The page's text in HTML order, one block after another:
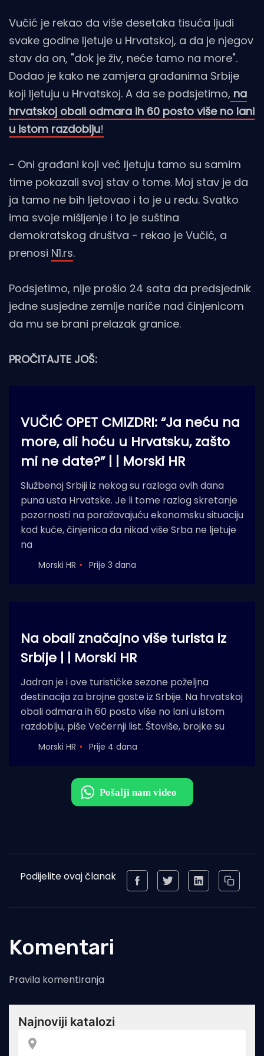
Vučić je rekao da više desetaka tisuća ljudi
svake godine ljetuje u Hrvatskoj, a da je njegov
stav da on, "dok je živ, neće tamo na more".
Dodao je kako ne zamjera građanima Srbije
koji ljetuju u Hrvatskoj. A da se podsjetimo, na
hrvatskoj obali odmara ih 60 posto više no lani
u istom razdoblju!
- Oni građani koji već ljetuju tamo su samim
time pokazali svoj stav o tome. Moj stav je da
ja tamo ne bih ljetovao i to je u redu. Svatko
ima svoje mišljenje i to je suština
demokratskog društva - rekao je Vučić, a
prenosi N1.rs.
Podsjetimo, nije prošlo 24 sata da predsjednik
jedne susjedne zemlje nariče nad činjenicom
da mu se brani prelazak granice.
PROČITAJTE JOŠ:
VUČIĆ OPET CMIZDRI: “Ja neću na
more, ali hoću u Hrvatsku, zašto
mi ne date?” | | Morski HR
Službenoj Srbiji iz nekog su razloga ovih dana
puna usta Hrvatske. Je li tome razlog skretanje
pozornosti na poražavajuću ekonomsku situaciju
kod kuće, činjenica da nikad više Srba ne ljetuje
na
Morski HR Prije 3 dana
Na obali značajno više turista iz
Srbije | | Morski HR
Jadran je i ove turističke sezone poželjna
destinacija za brojne goste iz Srbije. Na hrvatskoj
obali odmara ih 60 posto više no lani u istom
razdoblju, piše Večernji list. Štoviše, brojke su
Morski HR Prije 4 dana
Podijelite ovaj članak
Komentari
Pravila komentiranja